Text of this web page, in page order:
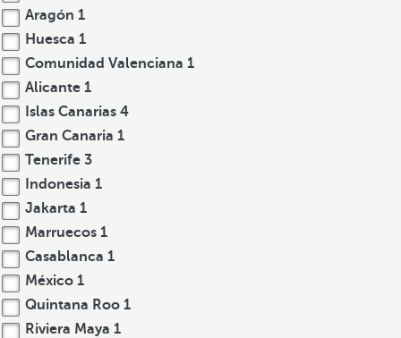
Aragón 1
Huesca 1
Comunidad Valenciana 1
Alicante 1
Islas Canarias 4
Gran Canaria 1
Tenerife 3
Indonesia 1
Jakarta 1
Marruecos 1
Casablanca 1
México 1
Quintana Roo 1
Riviera Maya 1